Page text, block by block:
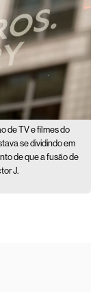
de TV e filmes do
se dividindo em
de que a fusão de
J.